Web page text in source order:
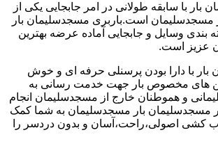
بار با سابقه طولانی در امر جابجایی یکی از
مسجدسلیمان است.باربری مسجدسلیمان بار
وسایل و جابجایی آماده عرضه بهترین
عزیز است.
بار با دارا بودن پرسنلی حرفه ای و خوش
های مخصوص بار جهت خدمت رسانی به
و هموطنان خارج از مسجدسلیمان انجام
مسجدسلیمان بار مسجدسلیمان به شما کمک
کشی اصولی،راحت،آسان و بدون دردسر را